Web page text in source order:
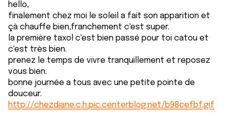
hello,
finalement chez moi le soleil a fait son apparition et
çà chauffe bien,franchement c'est super.
la première taxol c'est bien passé pour toi catou et
c'est très bien.
prenez le temps de vivre tranquillement et reposez
vous bien.
bonne journée a tous avec une petite pointe de
douceur.
http://chezdiane.c.h.pic.centerblog.net/b98cefbf.gif